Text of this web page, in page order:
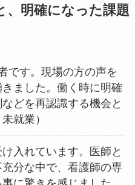
、明確になった課題
です。現場の方の声を
ました。働く時に明確
どを再認識する機会と
就業）
入れています。医師と
分な中で、看護師の専